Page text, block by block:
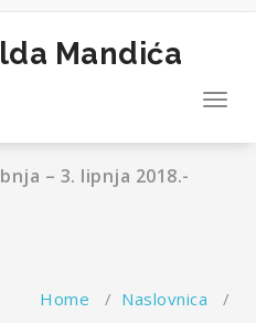
Mandića
– 3. lipnja 2018.-
Home / Naslovnica /